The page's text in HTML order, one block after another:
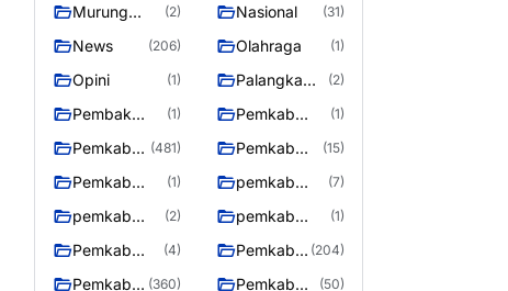
Murung
(2) Nasional (31)
News (206) Olahraga (1)
Opini (1)
Palangka
(2)
Pembak
Murung raya
(1)
Pemkab
(1)
Pemkab
Utara
(481)
Pemkab
(15)
Pemkab
(1)
pemkab
(7)
pemkab
(2)
pemkab
Raya
(1)
Pemkab
murung raya
(4)
Pemkab
(204)
Pemkab
(360)
Pemkab
(50)